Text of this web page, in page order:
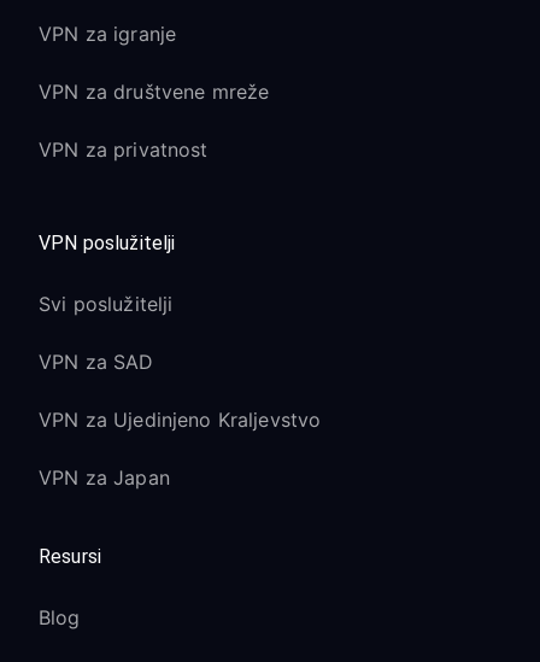
VPN za igranje
VPN za društvene mreže
VPN za privatnost
VPN poslužitelji
Svi poslužitelji
VPN za SAD
VPN za Ujedinjeno Kraljevstvo
VPN za Japan
Resursi
Blog